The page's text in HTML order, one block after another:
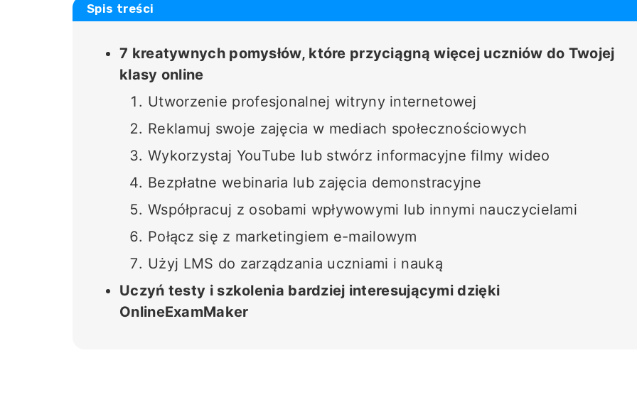
Spis treści
7 kreatywnych pomysłów, które przyciągną więcej uczniów do Twojej
klasy online
Utworzenie profesjonalnej witryny internetowej
Reklamuj swoje zajęcia w mediach społecznościowych
Wykorzystaj YouTube lub stwórz informacyjne filmy wideo
Bezpłatne webinaria lub zajęcia demonstracyjne
Współpracuj z osobami wpływowymi lub innymi nauczycielami
Połącz się z marketingiem e-mailowym
Użyj LMS do zarządzania uczniami i nauką
Uczyń testy i szkolenia bardziej interesującymi dzięki
OnlineExamMaker